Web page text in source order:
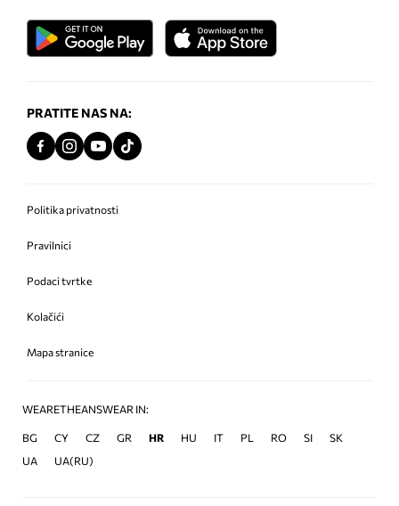
PRATITE NAS NA:
Politika privatnosti
Pravilnici
Podaci tvrtke
Kolačići
Mapa stranice
WEARETHEANSWEAR IN:
BG CY CZ GR HR HU IT PL RO SI
SK
UA
UA(RU)